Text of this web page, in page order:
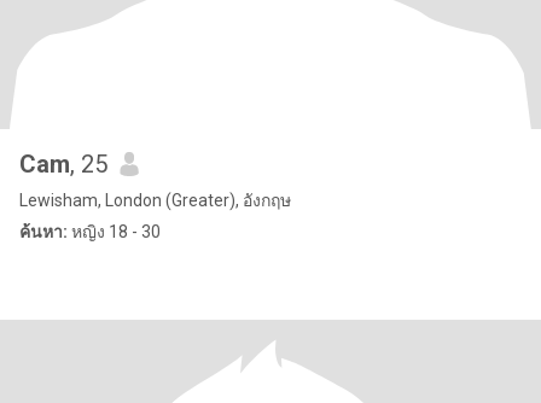
Cam, 25
Lewisham, London (Greater), อังกฤษ
ค้นหา: หญิง 18 - 30